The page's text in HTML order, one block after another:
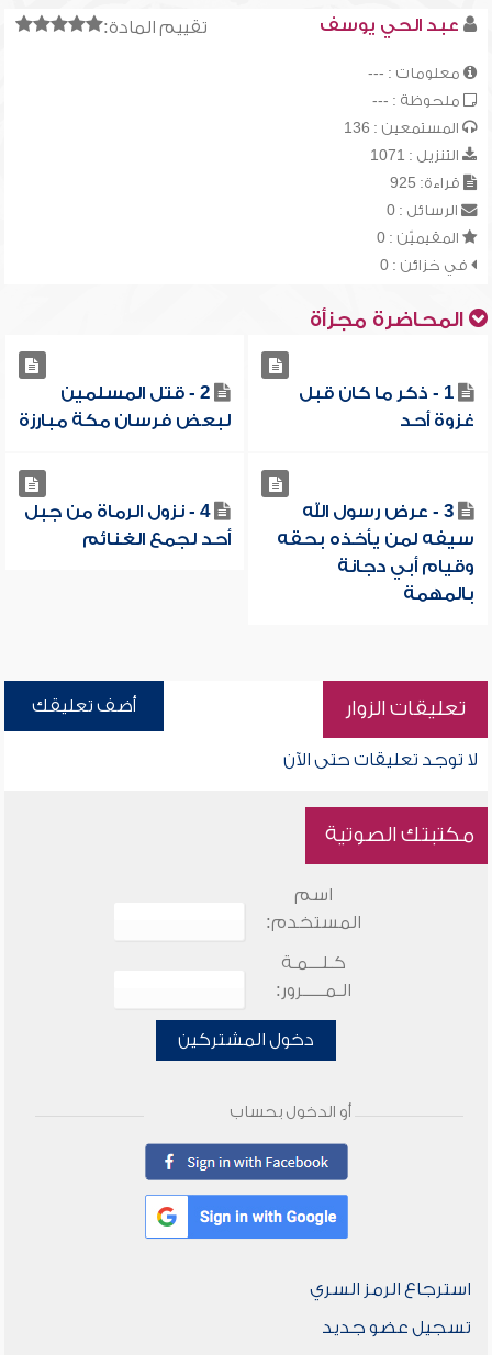
تقييم المادة: عبد الحي يوسف
معلومات : ---
ملحوظة : ---
المستمعين : 136
التنزيل : 1071
قراءة: 925
الرسائل : 0
المقيميّن : 0
في خزائن : 0
المحاضرة مجزأة
1 - ذكر ما كان قبل
غزوة أحد
2 - قتل المسلمين
لبعض فرسان مكة مبارزة
3 - عرض رسول الله
سيفه لمن يأخذه بحقه
وقيام أبي دجانة
بالمهمة
4 - نزول الرماة من جبل
أحد لجمع الغنائم
تعليقات الزوار أضف تعليقك
لا توجد تعليقات حتى الآن
مكتبتك الصوتية
اسم
المستخدم:
كـلـــمـة
الـمـــــرور:
دخول المشتركين
أو الدخول بحساب
استرجاع الرمز السري
تسجيل عضو جديد